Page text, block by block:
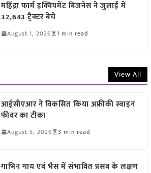
महिंद्रा फार्म इक्विपमेंट बिजनेस ने जुलाई में
32,643 ट्रैक्टर बेचे
August 1, 2026 1 min read
View All
आईसीएआर ने विकसित किया अफ्रीकी स्वाइन
फीवर का टीका
August 5, 2026 3 min read
गाभिन गाय एवं भैंस में संभावित प्रसव के लक्षण